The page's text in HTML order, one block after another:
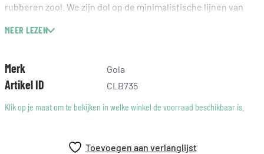
rubberen zool. We zijn dol op de minimalistische lijnen van
naar de hoogtijdagen van Gola.
MEER LEZEN
Merk Gola
Artikel ID
CLB735
Klik op je maat om te bekijken in welke winkel de voorraad beschikbaar is.
Toevoegen aan verlanglijst